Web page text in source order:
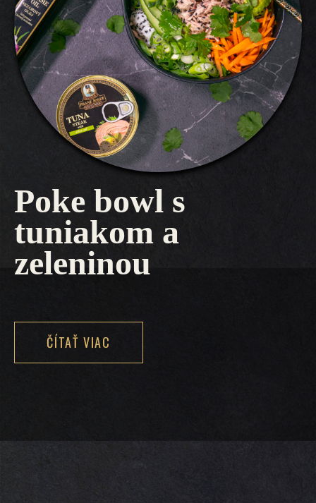
Poke bowl s
tuniakom a
zeleninou
ČÍTAŤ VIAC